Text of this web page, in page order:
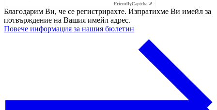
FriendlyCaptcha ⇗
Благодарим Ви, че се регистрирахте. Изпратихме Ви имейл за
потвърждение на Вашия имейл адрес.
Повече информация за нашия бюлетин